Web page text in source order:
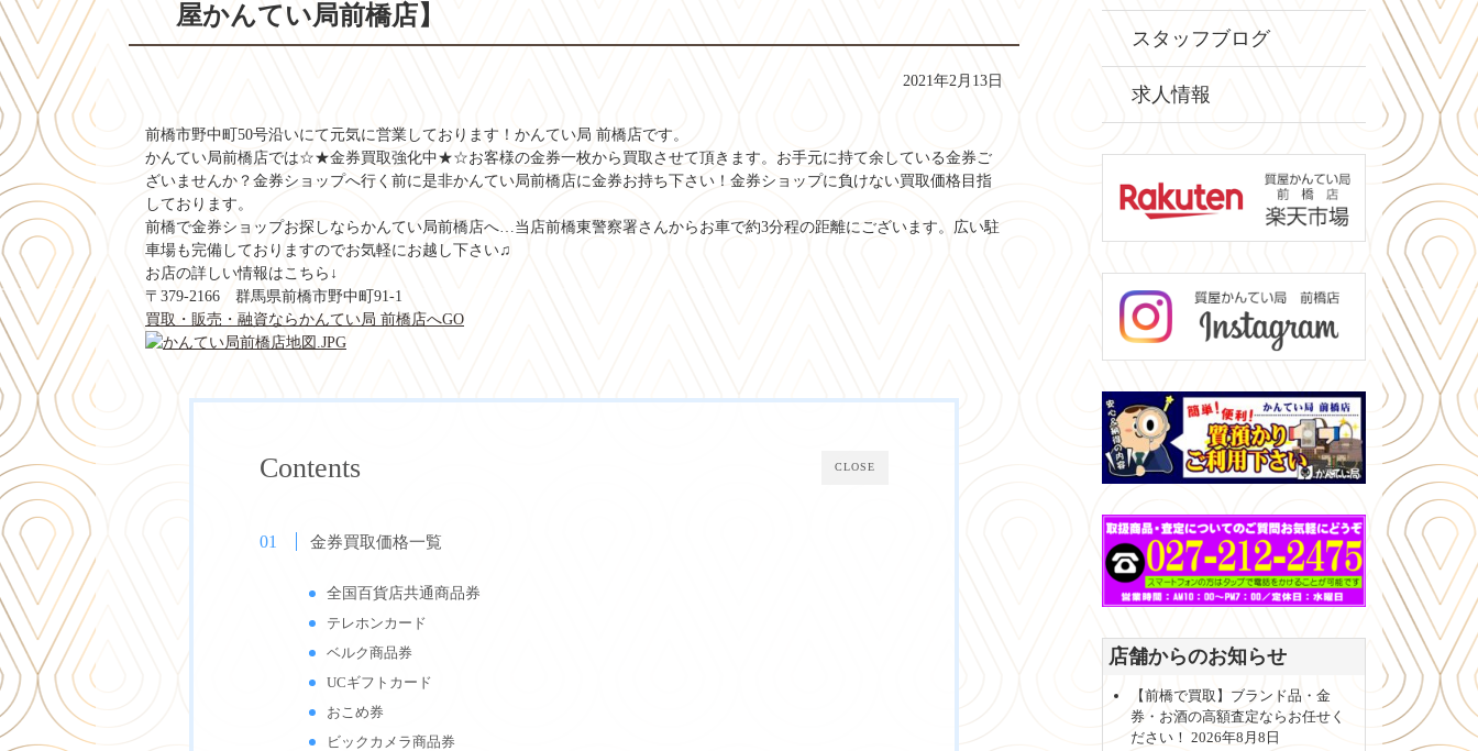
スタッフブログ
求人情報
店舗からのお知らせ
【前橋で買取】ブランド品・金
券・お酒の高額査定ならお任せく
ださい！ 2026年8月8日
屋かんてい局前橋店】
2021年2月13日
前橋市野中町50号沿いにて元気に営業しております！かんてい局 前橋店です。
かんてい局前橋店では☆★金券買取強化中★☆お客様の金券一枚から買取させて頂きます。お手元に持て余している金券ご
ざいませんか？金券ショップへ行く前に是非かんてい局前橋店に金券お持ち下さい！金券ショップに負けない買取価格目指
しております。
前橋で金券ショップお探しならかんてい局前橋店へ…当店前橋東警察署さんからお車で約3分程の距離にございます。広い駐
車場も完備しておりますのでお気軽にお越し下さい♫
お店の詳しい情報はこちら↓
〒379-2166 群馬県前橋市野中町91-1
買取・販売・融資ならかんてい局 前橋店へGO
CLOSE
Contents
金券買取価格一覧
全国百貨店共通商品券
テレホンカード
ベルク商品券
UCギフトカード
おこめ券
ビックカメラ商品券